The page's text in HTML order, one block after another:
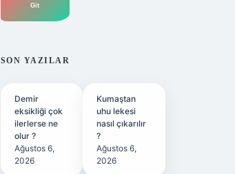
SON YAZILAR
Demir
eksikliği çok
ilerlerse ne
olur ?
Ağustos 6,
2026
Kumaştan
uhu lekesi
nasıl çıkarılır
?
Ağustos 6,
2026